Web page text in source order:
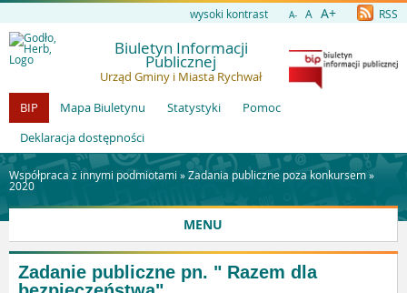
wysoki kontrast A- A A+ RSS
Biuletyn Informacji
Publicznej
Urząd Gminy i Miasta Rychwał
BIP
Mapa Biuletynu Statystyki
Pomoc
Deklaracja dostępności
Współpraca z innymi podmiotami »Zadania publiczne poza konkursem»
2020
MENU
Zadanie publiczne pn. " Razem dla